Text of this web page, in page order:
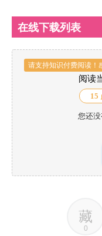
在线下载列表
请支持知识付费阅读！
阅读
15
您还没
藏
0